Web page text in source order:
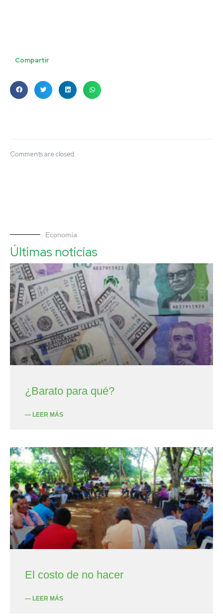
Compartir
Comments are closed.
Economía
Últimas noticias
¿Barato para qué?
— LEER MÁS
El costo de no hacer
— LEER MÁS